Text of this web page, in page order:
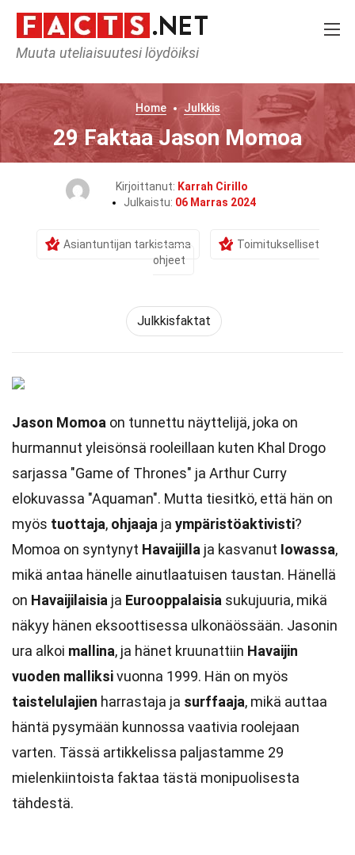
Muuta uteliaisuutesi löydöiksi
Home Julkkis
29 Faktaa Jason Momoa
Kirjoittanut: Karrah Cirillo
Julkaistu: 06 Marras 2024
Asiantuntijan tarkistama
Toimitukselliset
ohjeet
Julkkisfaktat
Jason Momoa on tunnettu näyttelijä, joka on
hurmannut yleisönsä rooleillaan kuten Khal Drogo
sarjassa "Game of Thrones" ja Arthur Curry
elokuvassa "Aquaman". Mutta tiesitkö, että hän on
myös tuottaja, ohjaaja ja ympäristöaktivisti?
Momoa on syntynyt Havaijilla ja kasvanut Iowassa,
mikä antaa hänelle ainutlaatuisen taustan. Hänellä
on Havaijilaisia ja Eurooppalaisia sukujuuria, mikä
näkyy hänen eksoottisessa ulkonäössään. Jasonin
ura alkoi mallina, ja hänet kruunattiin Havaijin
vuoden malliksivuonna 1999. Hän on myös
taistelulajien harrastaja ja surffaaja, mikä auttaa
häntä pysymään kunnossa vaativia roolejaan
varten. Tässä artikkelissa paljastamme 29
mielenkiintoista faktaa tästä monipuolisesta
tähdestä.